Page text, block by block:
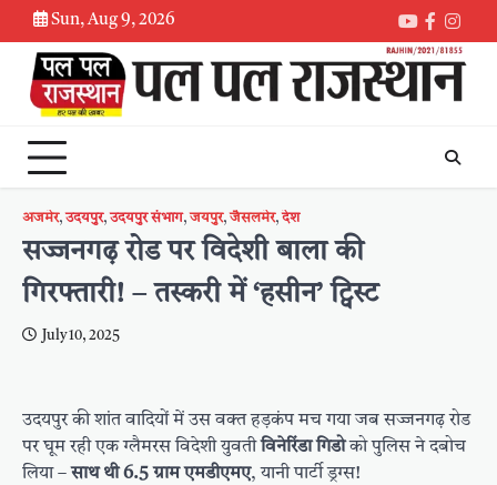
Skip
to
content
Sun, Aug 9, 2026
Youtube
अजमेर, उदयपुर, उदयपुर संभाग, जयपुर, जैसलमेर, देश
सज्जनगढ़ रोड पर विदेशी बाला की
गिरफ्तारी! – तस्करी में ‘हसीन’ ट्विस्ट
July 10, 2025
उदयपुर की शांत वादियों में उस वक्त हड़कंप मच गया जब सज्जनगढ़ रोड
पर घूम रही एक ग्लैमरस विदेशी युवतीविनेरिंडा गिडोको पुलिस ने दबोच
लिया –साथ थी 6.5 ग्राम एमडीएमए, यानी पार्टी ड्रग्स!